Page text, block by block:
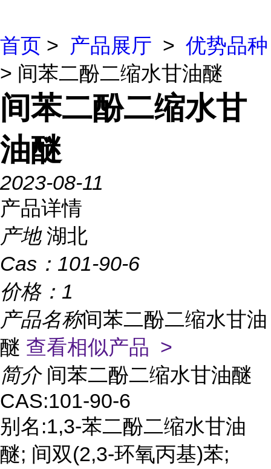
首页 > 产品展厅 > 优势品种
> 间苯二酚二缩水甘油醚
间苯二酚二缩水甘
油醚
2023-08-11
产品详情
产地 湖北
Cas： 101-90-6
价格： 1
产品名称间苯二酚二缩水甘油
醚 查看相似产品 >
简介 间苯二酚二缩水甘油醚
CAS:101-90-6
别名:1,3-苯二酚二缩水甘油
醚; 间双(2,3-环氧丙基)苯;